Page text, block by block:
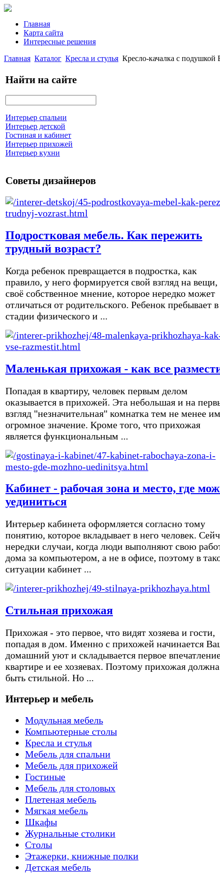
Главная
Карта сайта
Интересные решения
Главная Каталог Кресла и стулья Кресло-качалка с подушкой
Найти на сайте
Интерьер спальни
Интерьер детской
Гостиная и кабинет
Интерьер прихожей
Интерьер кухни
Советы дизайнеров
Подростковая мебель. Как пережить
трудный возраст?
Когда ребенок превращается в подростка, как
правило, у него формируется свой взгляд на вещи,
своё собственное мнение, которое нередко может
отличаться от родительского. Ребенок пребывает в
стадии физического и ...
Маленькая прихожая - как все
Попадая в квартиру, человек первым делом
оказывается в прихожей. Эта небольшая и на
взгляд "незначительная" комнатка тем не менее
огромное значение. Кроме того, что прихожая
является функциональным ...
Кабинет - рабочая зона и место, где
уединиться
Интерьер кабинета оформляется согласно тому
понятию, которое вкладывает в него человек.
нередки случаи, когда люди выполняют свою
дома за компьютером, а не в офисе, поэтому в
ситуации кабинет ...
Стильная прихожая
Прихожая - это первое, что видят хозяева и гости,
попадая в дом. Именно с прихожей начинается
домашний уют и складывается первое
квартире и ее хозяевах. Поэтому прихожая должна
быть стильной. Но ...
Интерьер и мебель
Модульная мебель
Компьютерные столы
Кресла и стулья
Мебель для спальни
Мебель для прихожей
Гостиные
Мебель для столовых
Плетеная мебель
Мягкая мебель
Шкафы
Журнальные столики
Столы
Этажерки, книжные полки
Детская мебель